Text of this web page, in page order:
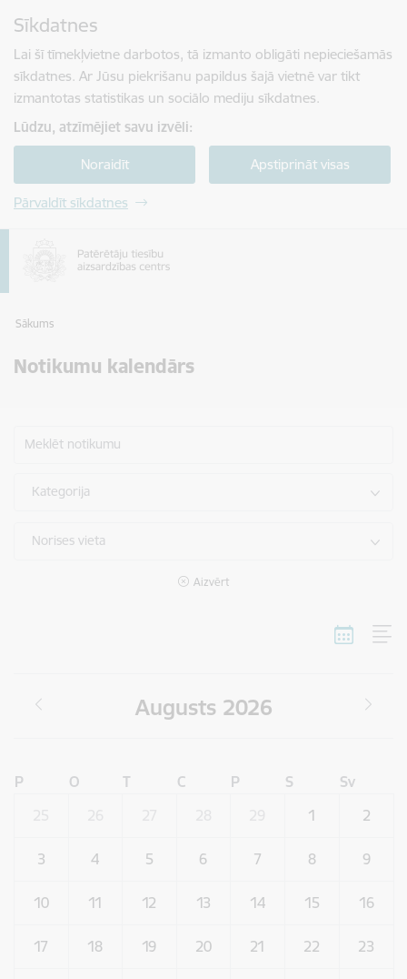
Sīkdatnes
Lai šī tīmekļvietne darbotos, tā izmanto obligāti nepieciešamās
sīkdatnes. Ar Jūsu piekrišanu papildus šajā vietnē var tikt
izmantotas statistikas un sociālo mediju sīkdatnes.
Lūdzu, atzīmējiet savu izvēli:
Noraidīt Apstiprināt visas
Pārvaldīt sīkdatnes
Sākums
Notikumu kalendārs
Meklēt notikumu
Kategorija
Norises vieta
Aizvērt
Augusts 2026
P O T C P S
Sv
1 2
3 4 5 6 7 8 9
10 11 12 13 14 15 16
17 18 19 20 21 22 23